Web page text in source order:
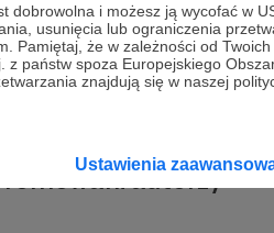
dobrowolna i możesz ją wycofać w
usunięcia lub ograniczenia
Pamiętaj, że w zależności od
z państw spoza Europejskiego
znajdują się w naszej
Ustawieniaautorzy